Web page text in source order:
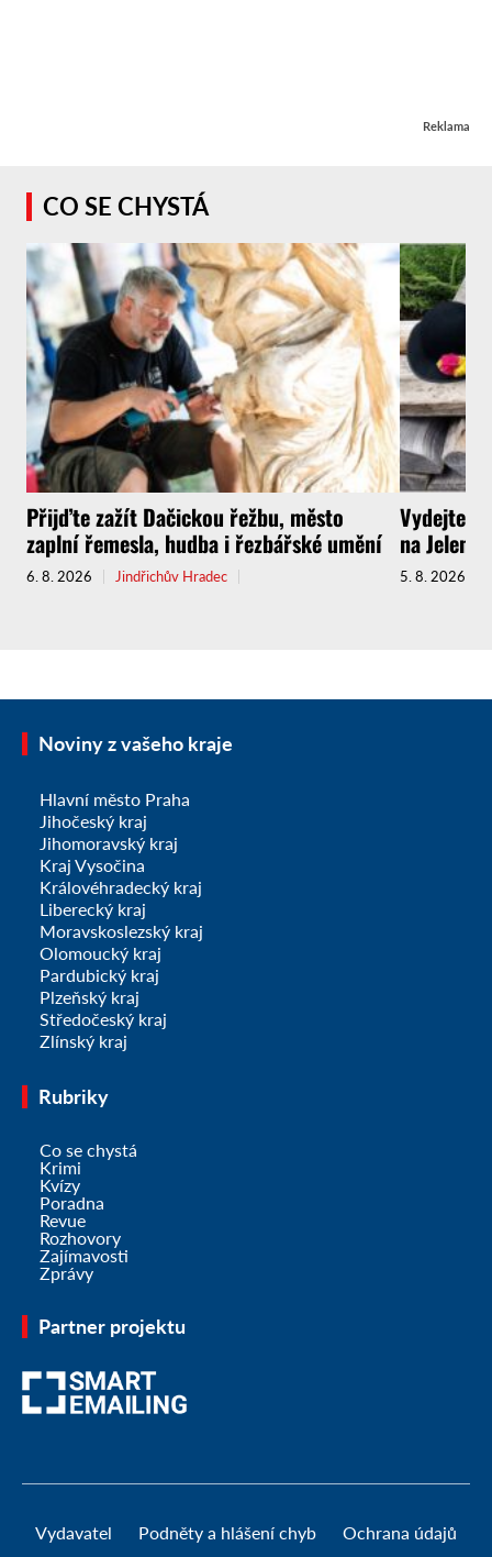
Reklama
CO SE CHYSTÁ
Přijďte zažít Dačickou řežbu, město
zaplní řemesla, hudba i řezbářské umění
6. 8. 2026 Jindřichův Hradec
Vydejte
na
5. 8. 2026
Noviny z vašeho kraje
Hlavní město Praha
Jihočeský kraj
Jihomoravský kraj
Kraj Vysočina
Královéhradecký kraj
Liberecký kraj
Moravskoslezský kraj
Olomoucký kraj
Pardubický kraj
Plzeňský kraj
Středočeský kraj
Zlínský kraj
Rubriky
Co se chystá
Krimi
Kvízy
Poradna
Revue
Rozhovory
Zajímavosti
Zprávy
Partner projektu
Vydavatel Podněty a hlášení chyb Ochrana údajů